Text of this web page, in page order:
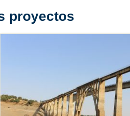
proyectos